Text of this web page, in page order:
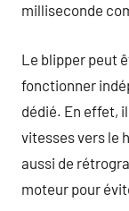
milliseconde
Le blipper peut
fonctionner
dédié. En effet,
vitesses vers le
aussi de
moteur pour